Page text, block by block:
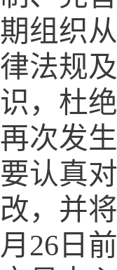
期组织
律法规
识，杜
再次发
要认真
改， 并
月 26 日 前